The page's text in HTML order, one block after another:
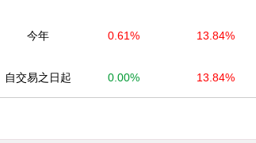
今年 0.61% 13.84%
自交易之日起 0.00% 13.84%